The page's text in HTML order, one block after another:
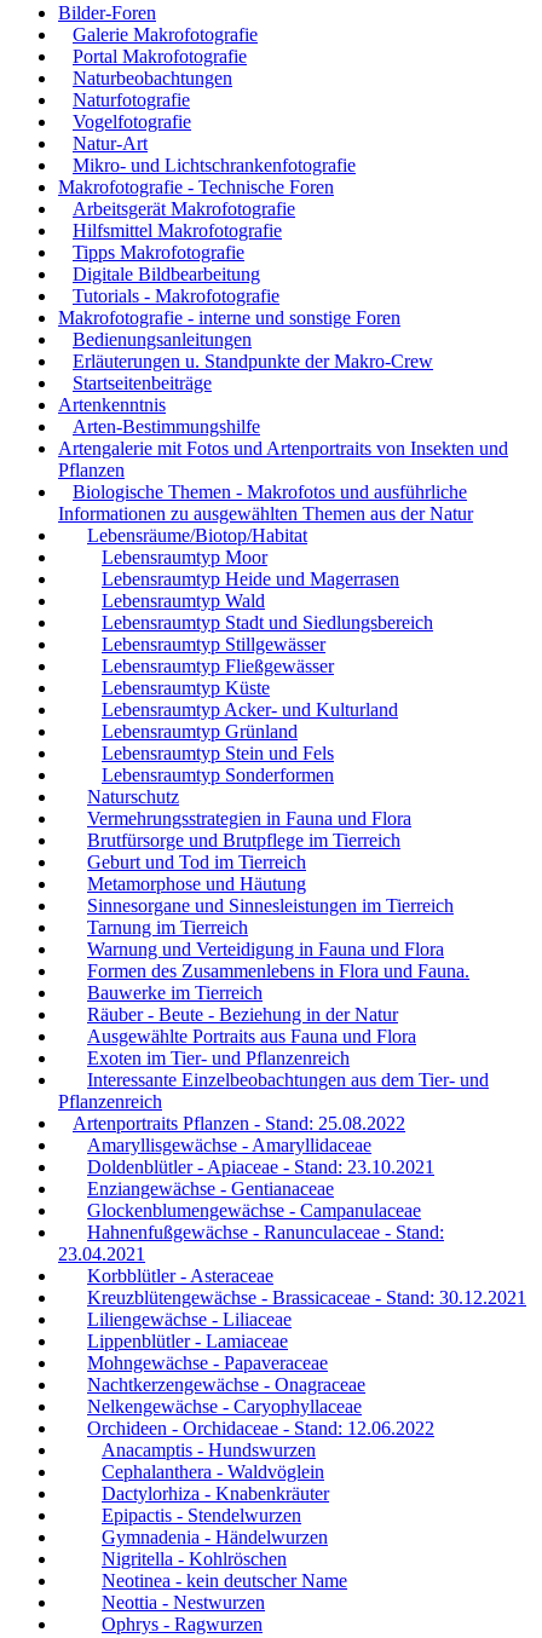
Bilder-Foren
Galerie Makrofotografie
Portal Makrofotografie
Naturbeobachtungen
Naturfotografie
Vogelfotografie
Natur-Art
Mikro- und Lichtschrankenfotografie
Makrofotografie - Technische Foren
Arbeitsgerät Makrofotografie
Hilfsmittel Makrofotografie
Tipps Makrofotografie
Digitale Bildbearbeitung
Tutorials - Makrofotografie
Makrofotografie - interne und sonstige Foren
Bedienungsanleitungen
Erläuterungen u. Standpunkte der Makro-Crew
Startseitenbeiträge
Artenkenntnis
Arten-Bestimmungshilfe
Artengalerie mit Fotos und Artenportraits von Insekten und
Pflanzen
Biologische Themen - Makrofotos und ausführliche
Informationen zu ausgewählten Themen aus der Natur
Lebensräume/Biotop/Habitat
Lebensraumtyp Moor
Lebensraumtyp Heide und Magerrasen
Lebensraumtyp Wald
Lebensraumtyp Stadt und Siedlungsbereich
Lebensraumtyp Stillgewässer
Lebensraumtyp Fließgewässer
Lebensraumtyp Küste
Lebensraumtyp Acker- und Kulturland
Lebensraumtyp Grünland
Lebensraumtyp Stein und Fels
Lebensraumtyp Sonderformen
Naturschutz
Vermehrungsstrategien in Fauna und Flora
Brutfürsorge und Brutpflege im Tierreich
Geburt und Tod im Tierreich
Metamorphose und Häutung
Sinnesorgane und Sinnesleistungen im Tierreich
Tarnung im Tierreich
Warnung und Verteidigung in Fauna und Flora
Formen des Zusammenlebens in Flora und Fauna.
Bauwerke im Tierreich
Räuber - Beute - Beziehung in der Natur
Ausgewählte Portraits aus Fauna und Flora
Exoten im Tier- und Pflanzenreich
Interessante Einzelbeobachtungen aus dem Tier- und
Pflanzenreich
Artenportraits Pflanzen - Stand: 25.08.2022
Amaryllisgewächse - Amaryllidaceae
Doldenblütler - Apiaceae - Stand: 23.10.2021
Enziangewächse - Gentianaceae
Glockenblumengewächse - Campanulaceae
Hahnenfußgewächse - Ranunculaceae - Stand:
23.04.2021
Korbblütler - Asteraceae
Kreuzblütengewächse - Brassicaceae - Stand: 30.12.2021
Liliengewächse - Liliaceae
Lippenblütler - Lamiaceae
Mohngewächse - Papaveraceae
Nachtkerzengewächse - Onagraceae
Nelkengewächse - Caryophyllaceae
Orchideen - Orchidaceae - Stand: 12.06.2022
Anacamptis - Hundswurzen
Cephalanthera - Waldvöglein
Dactylorhiza - Knabenkräuter
Epipactis - Stendelwurzen
Gymnadenia - Händelwurzen
Nigritella - Kohlröschen
Neotinea - kein deutscher Name
Neottia - Nestwurzen
Ophrys - Ragwurzen